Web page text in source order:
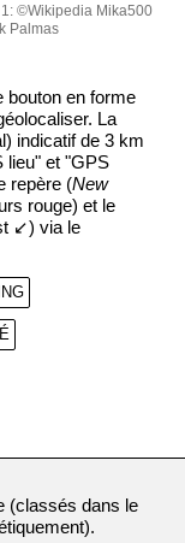
1: ©Wikipedia Mika500
Palmas
bouton en forme
La
indicatif de 3 km
lieu" et "GPS
repère (New
rouge) et le
↙) via le
(classés dans le